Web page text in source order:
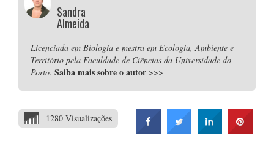
Sandra
Almeida
Licenciada em Biologia e mestra em Ecologia, Ambiente e
Território pela Faculdade de Ciências da Universidade do
Porto. Saiba mais sobre o autor >>>
1280 Visualizações